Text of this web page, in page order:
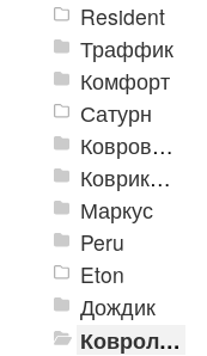
Resident
Траффик
Комфорт
Сатурн
Ковровое покрытие "Цикада"
Коврики «Heavy» на резиновой подложке
Маркус
Peru
Eton
Дождик
Ковролиновые дорожки «Rekord»